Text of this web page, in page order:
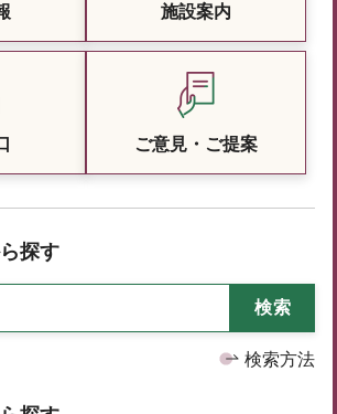
施設案内
ご意見・ご提案
探す
検索方法